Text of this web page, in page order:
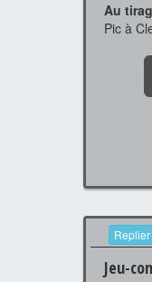
Au
Pic à
Jeu-